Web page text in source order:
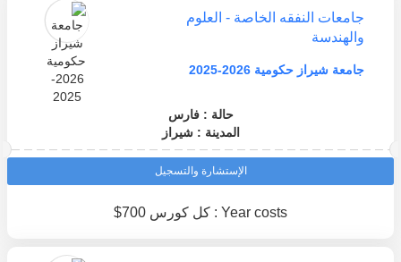
جامعات النفقه الخاصة - العلوم
والهندسة
جامعة شيراز حكومية 2026-2025
حالة : فارس
المدينة : شيراز
الإستشارة والتسجيل
Year costs : كل كورس 700$